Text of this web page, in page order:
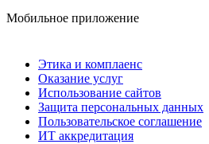
Мобильное приложение
Этика и комплаенс
Оказание услуг
Использование сайтов
Защита персональных данных
Пользовательское соглашение
ИТ аккредитация